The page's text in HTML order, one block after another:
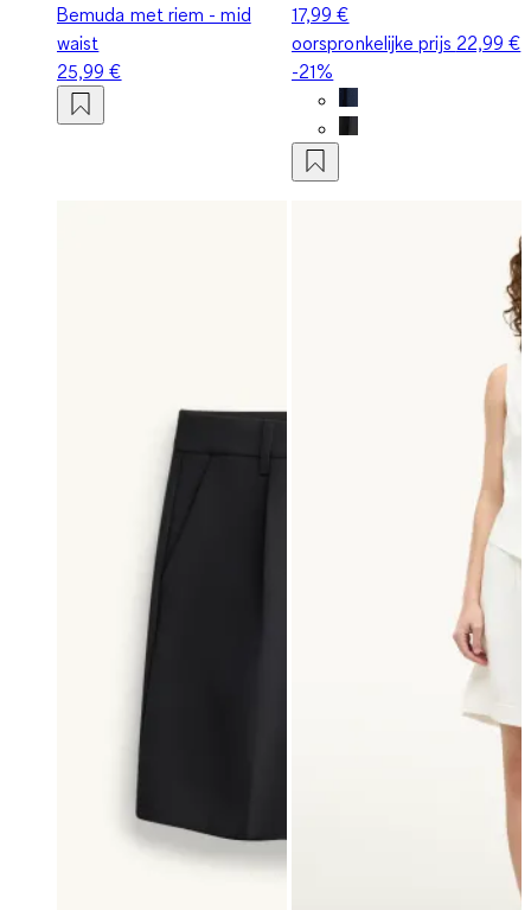
Bemuda met riem - mid
waist
25,99 €
17,99 €
oorspronkelijke prijs 22,99 €
-21%